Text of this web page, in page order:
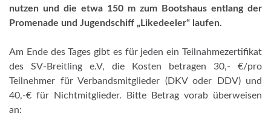
nutzen und die etwa 150 m zum Bootshaus entlang der
Promenade und Jugendschiff „Likedeeler“ laufen.
Am Ende des Tages gibt es für jeden ein Teilnahmezertifikat
des SV-Breitling e.V, die Kosten betragen 30,- €/pro
Teilnehmer für Verbandsmitglieder (DKV oder DDV) und
40,-€ für Nichtmitglieder. Bitte Betrag vorab überweisen
an: